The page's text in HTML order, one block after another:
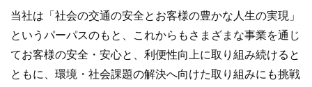
当社は「社会の交通の安全とお客様の豊かな人生の実現」
というパーパスのもと、これからもさまざまな事業を通じ
てお客様の安全・安心と、利便性向上に取り組み続けると
ともに、環境・社会課題の解決へ向けた取り組みにも挑戦